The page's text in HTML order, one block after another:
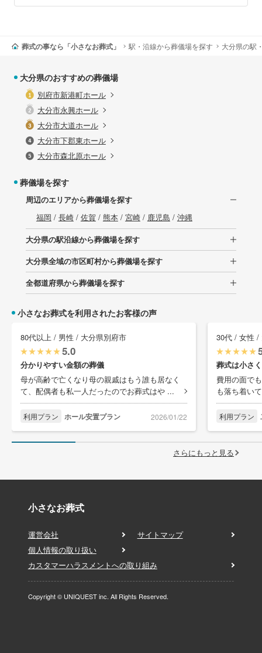
葬式の事なら「小さなお葬式」 駅・沿線から葬儀場を探す 大分県の駅
大分県のおすすめの葬儀場
別府市新港町ホール
大分市永興ホール
大分市大道ホール
大分市下郡東ホール
大分市森北原ホール
葬儀場を探す
周辺のエリアから葬儀場を探す
福岡 / 長崎/ 佐賀 / 熊本/ 宮崎/ 鹿児島 / 沖縄
大分県の駅沿線から葬儀場を探す
大分県全域の市区町村から葬儀場を探す
全都道府県から葬儀場を探す
小さなお葬式を利用されたお客様の声
80代以上 / 男性 / 大分県別府市
5.0
分かりやすい金額の葬儀
母が高齢で亡くなり母の親戚はもう誰も居なく
て、配偶者も私一人だったのでお葬式はや ...
利用プラン ホール安置プラン 2026/01/22
30代 / 女性 /
葬式は小さ
費用の面で
も落ち着い
利用プラン
さらにもっと見る
小さなお葬式
運営会社
サイトマップ
個人情報の取り扱い
カスタマーハラスメントへの取り組み
Copyright © UNIQUEST inc. All Rights Reserved.